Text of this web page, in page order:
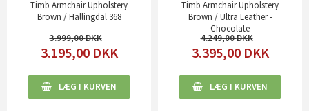
Timb Armchair Upholstery
Brown / Hallingdal 368
3.999,00
3.195,00 DKK
LÆG I KURVEN
Timb Armchair Upholstery
Brown / Ultra Leather -
Chocolate
4.249,00
3.395,00 DKK
LÆG I KURVEN